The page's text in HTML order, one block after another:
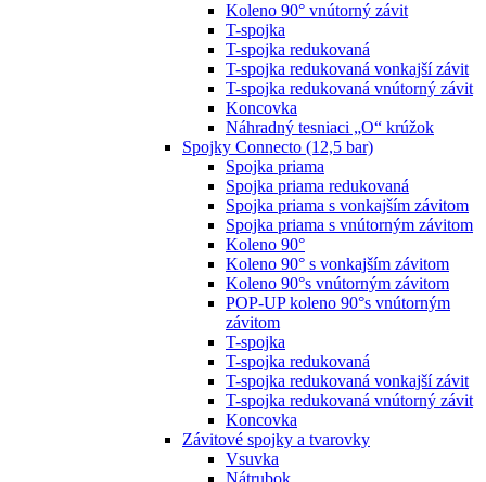
Koleno 90° vnútorný závit
T-spojka
T-spojka redukovaná
T-spojka redukovaná vonkajší závit
T-spojka redukovaná vnútorný závit
Koncovka
Náhradný tesniaci „O“ krúžok
Spojky Connecto (12,5 bar)
Spojka priama
Spojka priama redukovaná
Spojka priama s vonkajším závitom
Spojka priama s vnútorným závitom
Koleno 90°
Koleno 90° s vonkajším závitom
Koleno 90°s vnútorným závitom
POP-UP koleno 90°s vnútorným
závitom
T-spojka
T-spojka redukovaná
T-spojka redukovaná vonkajší závit
T-spojka redukovaná vnútorný závit
Koncovka
Závitové spojky a tvarovky
Vsuvka
Nátrubok